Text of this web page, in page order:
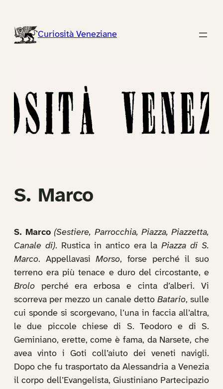
contenutoCuriosità Veneziane
S. Marco
S. Marco (Sestiere, Parrocchia, Piazza, Piazzetta,
Canale di). Rustica in antico era la Piazza di S.
Marco. AppellavasiMorso, forse perché il suo
terreno era più tenace e duro del circostante, e
Brolo perché era erbosa e cinta d’alberi. Vi
scorreva per mezzo un canale detto Batario, sulle
cui sponde si scorgevano, l’una in faccia all’altra,
le due piccole chiese di S. Teodoro e di S.
Geminiano, erette, come è fama, da Narsete, che
avea vinto i Goti coll’aiuto dei veneti navigli.
Dopo che fu trasportato da Alessandria a Venezia
il corpo dell’Evangelista, Giustiniano Partecipazio